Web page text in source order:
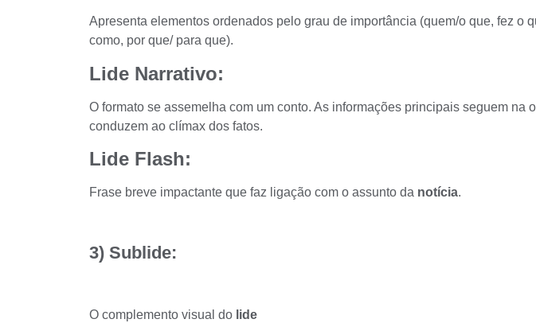
Apresenta elementos ordenados pelo grau de importância (quem/o que, fez o
como, por que/ para que).
Lide Narrativo:
O formato se assemelha com um conto. As informações principais seguem na
conduzem ao clímax dos fatos.
Lide Flash:
Frase breve impactante que faz ligação com o assunto da notícia.
3) Sublide:
O complemento visual do lide